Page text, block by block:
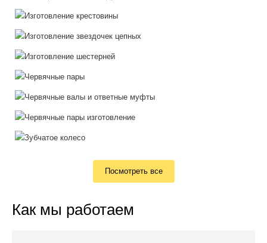
Посмотреть все
Как мы работаем